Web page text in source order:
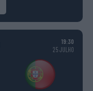
19:30
25 JULHO